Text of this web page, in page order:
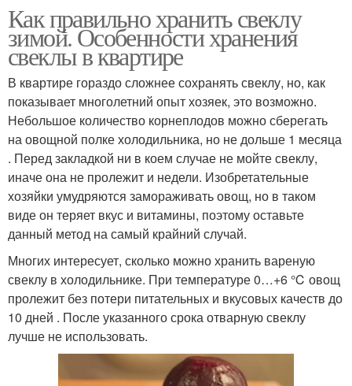
Как правильно хранить свеклу
зимой. Особенности хранения
свеклы в квартире
В квартире гораздо сложнее сохранять свеклу, но, как
показывает многолетний опыт хозяек, это возможно.
Небольшое количество корнеплодов можно сберегать
на овощной полке холодильника, но не дольше 1 месяца
. Перед закладкой ни в коем случае не мойте свеклу,
иначе она не пролежит и недели. Изобретательные
хозяйки умудряются замораживать овощ, но в таком
виде он теряет вкус и витамины, поэтому оставьте
данный метод на самый крайний случай.
Многих интересует, сколько можно хранить вареную
свеклу в холодильнике. При температуре 0…+6 ℃ овощ
пролежит без потери питательных и вкусовых качеств до
10 дней . После указанного срока отварную свеклу
лучше не использовать.